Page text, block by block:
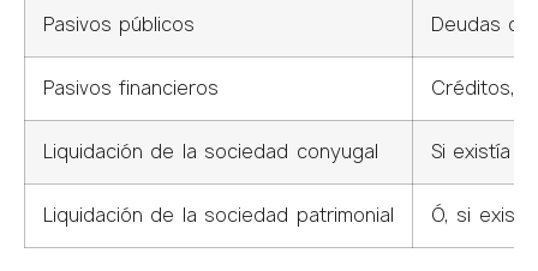
Pasivos públicos Deudas
Pasivos financieros Créditos,
Liquidación de la sociedad conyugal Si existía
Liquidación de la sociedad patrimonial Ó, si